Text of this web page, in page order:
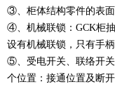
③、柜体结构零件的表面
④、机械联锁：GCK柜
设有机械联锁，只有手
⑤、受电开关、联络开
个位置：接通位置及断开